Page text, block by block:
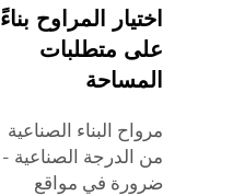
اختيار المراوح بناءً
على متطلبات
المساحة
مرواح البناء الصناعية
من الدرجة الصناعية -
ضرورة في مواقع